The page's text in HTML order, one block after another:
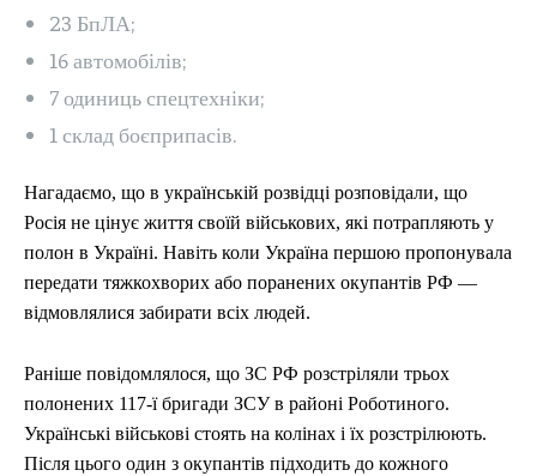
23 БпЛА;
16 автомобілів;
7 одиниць спецтехніки;
1 склад боєприпасів.
Нагадаємо, що в українській розвідці розповідали, що
Росія не цінує життя своїй військових, які потрапляють у
полон в Україні. Навіть коли Україна першою пропонувала
передати тяжкохворих або поранених окупантів РФ —
відмовлялися забирати всіх людей.
Раніше повідомлялося, що ЗС РФ розстріляли трьох
полонених 117-ї бригади ЗСУ в районі Роботиного.
Українські військові стоять на колінах і їх розстрілюють.
Після цього один з окупантів підходить до кожного